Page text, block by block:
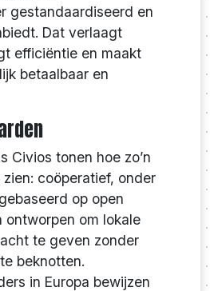
gestandaardiseerd en
Dat verlaagt
efficiëntie en maakt
betaalbaar en
Civios tonen hoe zo’n
coöperatief, onder
op open
ontworpen om lokale
te geven zonder
beknotten.
in Europa bewijzen